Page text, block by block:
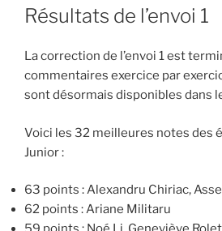
LE
Résultats de l’envoi 1
La correction de l’envoi 1 est
commentaires exercice par
sont désormais disponibles dans
Voici les 32 meilleures notes des
Junior :
63 points : Alexandru Chiriac,
62 points : Ariane Militaru